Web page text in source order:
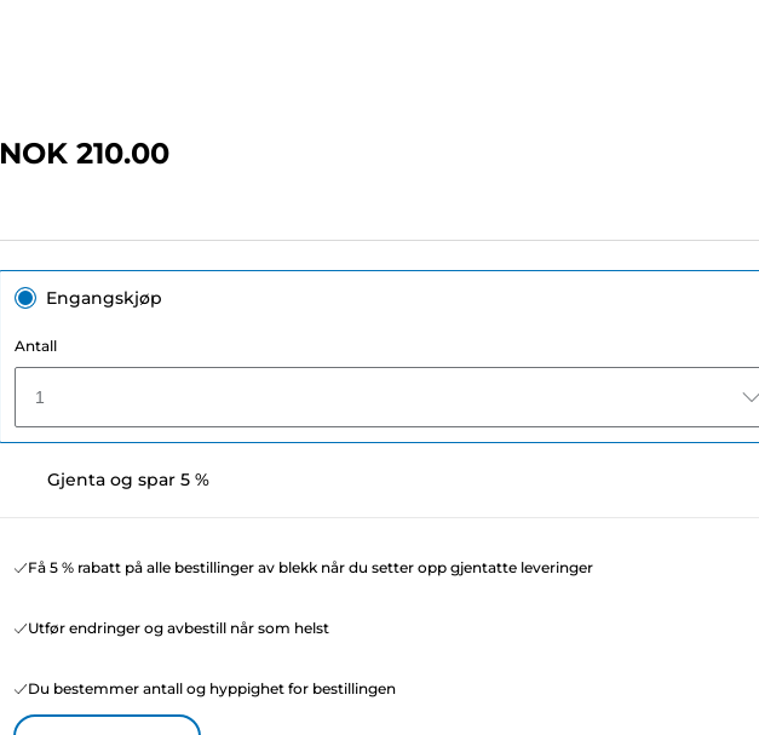
NOK 210.00
Engangskjøp
Antall
1
Gjenta og spar 5 %
Få 5 % rabatt på alle bestillinger av blekk når du setter opp gjentatte leveringer
Utfør endringer og avbestill når som helst
Du bestemmer antall og hyppighet for bestillingen